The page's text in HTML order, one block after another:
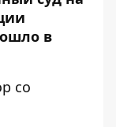
в
со